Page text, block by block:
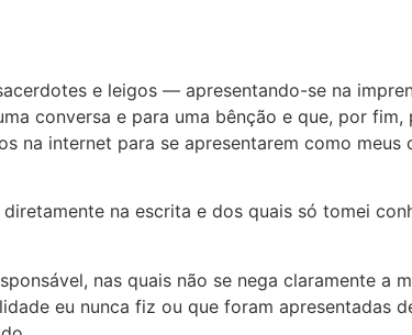
e leigos — apresentando-se na
conversa e para uma bênção e que, por
internet para se apresentarem como meus
na escrita e dos quais só tomei
nas quais não se nega claramente a
eu nunca fiz ou que foram apresentadas